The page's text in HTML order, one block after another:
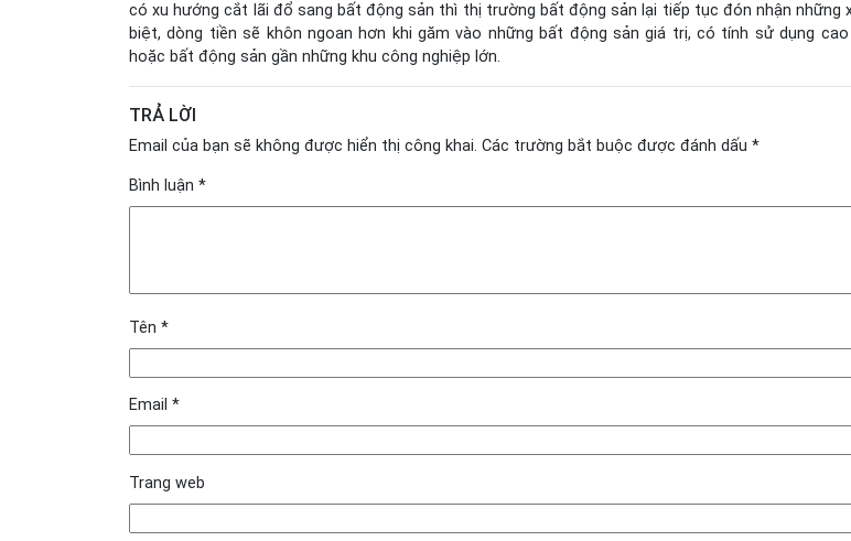
có xu hướng cắt lãi đổ sang bất động sản thì thị trường bất động sản lại tiếp tục đón nhận những
biệt, dòng tiền sẽ khôn ngoan hơn khi găm vào những bất động sản giá trị, có tính sử dụng
hoặc bất động sản gần những khu công nghiệp lớn.
TRẢ LỜI
Email của bạn sẽ không được hiển thị công khai. Các trường bắt buộc được đánh dấu *
Bình luận *
Tên *
Email *
Trang web